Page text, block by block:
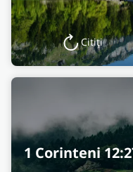
Citiți
1 Corinteni